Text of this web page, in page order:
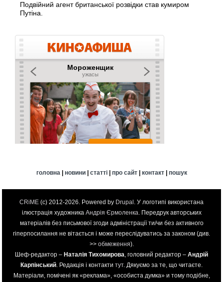
Подвійний агент британської розвідки став кумиром
Путіна.
головна | новини| статті| про сайт| контакт| пошук
CRiME (c) 2012-2026. Powered by Drupal . У логотипі використана
ілюстрація художника Андрія Єрмоленка . Передрук авторських
матеріалів без письмової згоди адміністрації ти/чи без активного
гіперпосилання не вітається і може переслідуватись за законом (див.
>> обмеження).
Шеф-редактор – Наталія Тихомирова , головний редактор – Андрій
Карпінський . Редакція і контакти тут. Дякуємо за те, що читаєте.
Матеріали, помічені як «реклама», «особиста думка» и тому подібне,